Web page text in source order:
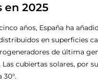
en 2025
años, España ha
en superficies
de última
cubiertas solares, por
30°.